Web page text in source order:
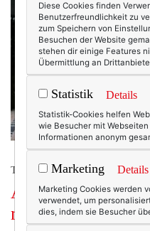
TEXTERELLA PERSÖNLICH.
Advent, Advent:
mehr Lametta.
Diese Cookies finden
Benutzerfreundlichkeit zu
zum Speichern von
Besuchen der Website
stehen dir einige Features
Übermittlung an
Statistik Details
Statistik-Cookies helfen
wie Besucher mit
Informationen anonym
Marketing Details
Marketing Cookies werden
verwendet, um
dies, indem sie Besucher